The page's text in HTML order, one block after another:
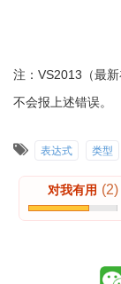
注：VS2013（最
不会报上述错误。
表达式 类型
对我有用 (2)